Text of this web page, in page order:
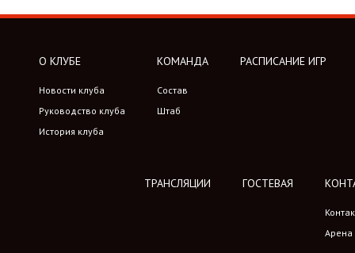
О КЛУБЕ
Новости клуба
Руководство клуба
История клуба
КОМАНДА
Состав
Штаб
РАСПИСАНИЕ ИГР
ТРАНСЛЯЦИИ ГОСТЕВАЯ
Арена